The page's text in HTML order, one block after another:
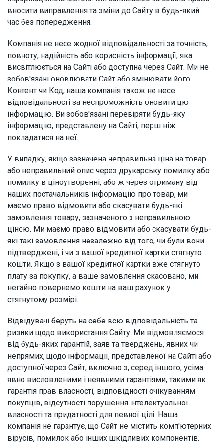
вносити виправлення та зміни до Сайту в будь-який
час без попередження.
Компанія не несе жодної відповідальності за точність,
повноту, надійність або корисність інформації, яка
висвітлюється на Сайті або доступна через Сайт. Ми не
зобов'язані оновлювати Сайт або змінювати його
Контент чи Код; наша компанія також не несе
відповідальності за неспроможність оновити цю
інформацію. Ви зобов'язані перевіряти будь-яку
інформацію, представлену на Сайті, перш ніж
покладатися на неї.
У випадку, якщо зазначена неправильна ціна на товар
або неправильний опис через друкарську помилку або
помилку в ціноутворенні, або ж через отриману від
наших постачальників інформацію про товар, ми
маємо право відмовити або скасувати будь-які
замовлення товару, зазначеного з неправильною
ціною. Ми маємо право відмовити або скасувати будь-
які такі замовлення незалежно від того, чи були вони
підтверджені, і чи з вашої кредитної картки стягнуто
кошти. Якщо з вашої кредитної картки вже стягнуто
плату за покупку, а ваше замовлення скасовано, ми
негайно повернемо кошти на ваш рахунок у
стягнутому розмірі.
Відвідувачі беруть на себе всю відповідальність та
ризики щодо використання Сайту. Ми відмовляємося
від будь-яких гарантій, заяв та тверджень, явних чи
непрямих, щодо інформації, представленої на Сайті або
доступної через Сайт, включно з, серед іншого, усіма
явно висловленими і неявними гарантіями, такими як
гарантія прав власності, відповідності очікуванням
покупців, відсутності порушення інтелектуальної
власності та придатності для певної цілі. Наша
компанія не гарантує, що Сайт не містить комп'ютерних
вірусів, помилок або інших шкідливих компонентів.